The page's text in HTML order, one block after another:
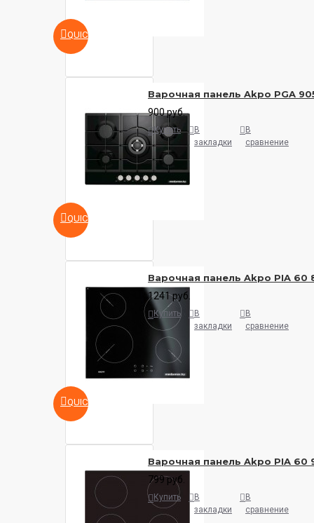
QUICKVIEW
QUICKVIEW
Варочная панель Akpo PGA
900 руб.
Купить
В
закладки
В
сравнение
QUICKVIEW
Варочная панель Akpo PIA 60
1241 руб.
Купить
В
закладки
В
сравнение
Варочная панель Akpo PIA 60
799 руб.
Купить
В
закладки
В
сравнение